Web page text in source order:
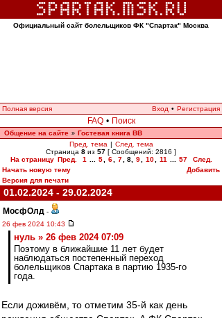
Официальный сайт болельщиков ФК "Спартак" Москва
Полная версия Вход • Регистрация
FAQ • Поиск
Общение на сайте » Гостевая книга ВВ
Пред. тема | След. тема
Страница 8 из 57 [ Сообщений: 2816 ]
На страницу Пред. 1 5 6 7 8, 9 10 11 57
След.
Начать новую тему
Добавить
Версия для печати
01.02.2024 - 29.02.2024
МосфОлд -
26 фев 2024 10:43
нуль » 26 фев 2024 07:09
Поэтому в ближайшие 11 лет будет
наблюдаться постепенный переход
болельщиков Спартака в партию 1935-го
года.
Если доживём, то отметим 35-й как день